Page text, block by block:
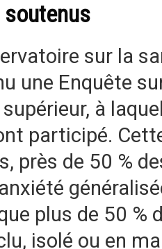
sur la
une Enquête
à
participé.
près de 50 %
plus de 50 %
isolé ou en